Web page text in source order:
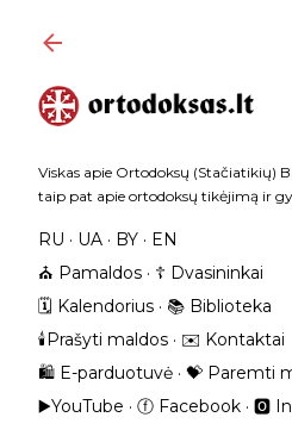
Praleisti ir pereiti prie
Viskas apie Ortodoksų (Stačiatikių)
taip pat apie ortodoksų tikėjimą ir
RU UA BY
EN
⛪️ Pamaldos
☦️ Dvasininkai
🗓️ Kalendorius
📚 Biblioteka
🕯️Prašyti maldos
✉️ Kontaktai
🛍️ E-parduotuvė
💝 Paremti
▶️YouTube
ⓕ Facebook 🅾